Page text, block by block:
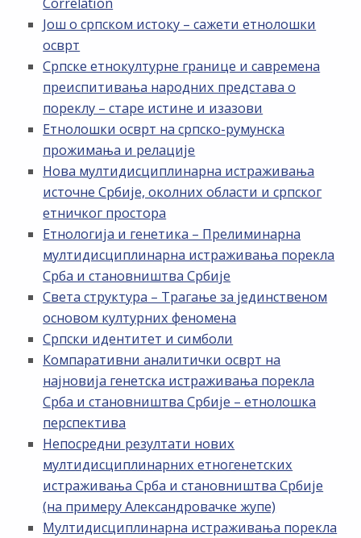
Још о српском истоку – сажети етнолошки
осврт
Српске етнокултурне границе и савремена
преиспитивања народних представа о
пореклу – старе истине и изазови
Етнолошки осврт на српско-румунска
прожимања и релације
Нова мултидисциплинарна истраживања
источне Србије, околних области и српског
етничког простора
Етнологија и генетика – Прелиминарна
мултидисциплинарна истраживања порекла
Срба и становништва Србије
Света структура – Трагање за јединственом
основом културних феномена
Српски идентитет и симболи
Компаративни аналитички осврт на
најновија генетска истраживања порекла
Срба и становништва Србије – етнолошка
перспектива
Непосредни резултати нових
мултидисциплинарних етногенетских
истраживања Срба и становништва Србије
(на примеру Александровачке жупе)
Мултидисциплинарна истраживања порекла